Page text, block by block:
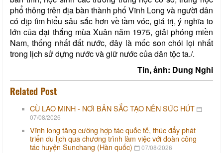
phổ thông trên địa bàn thành phố Vĩnh Long và người dân
có dịp tìm hiểu sâu sắc hơn về tầm vóc, giá trị, ý nghĩa to
lớn của đại thắng mùa Xuân năm 1975, giải phóng miền
Nam, thống nhất đất nước, đây là mốc son chói lọi nhất
trong lịch sử dựng nước và giữ nước của dân tộc ta./.
Tin, ảnh: Dung Nghi
Related Post
CÙ LAO MINH - NƠI BẢN SẮC TẠO NÊN SỨC HÚT
07/08/2026
Vĩnh long tăng cường hợp tác quốc tế, thúc đẩy phát
triển du lịch qua chương trình làm việc với đoàn công
tác huyện Sunchang (Hàn quốc)
07/08/2026